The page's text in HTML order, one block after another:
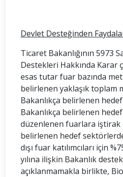
Devlet Desteğinden
Ticaret Bakanlığının 5973
Destekleri Hakkında Karar
esas tutar fuar bazında
belirlenen yaklaşık toplam
Bakanlıkça belirlenen
Bakanlıkça belirlenen
düzenlenen fuarlara iştirak
belirlenen hedef
dışı fuar katılımcıları için
yılına ilişkin Bakanlık
açıklanmamakla birlikte,